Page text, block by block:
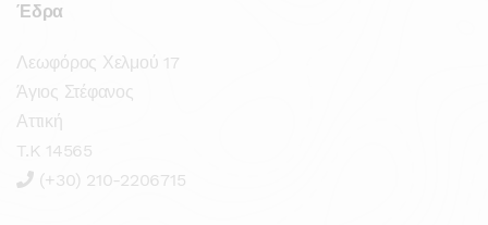
Έδρα
Λεωφόρος Χελμού 17
Άγιος Στέφανος
Αττική
T.K 14565
(+30) 210-2206715